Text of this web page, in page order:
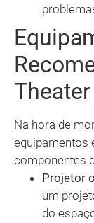
Na hora de
equipamentos
componentes
Projetor
um
do